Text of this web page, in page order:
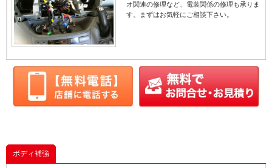
オ関連の修理など、電装関係の修理も承りま
す。まずはお気軽にご相談下さい。
ボディ補強